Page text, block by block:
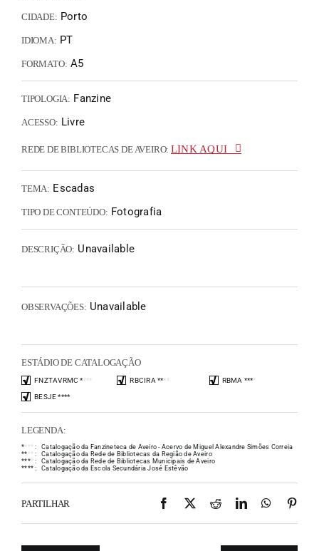
CIDADE: Porto
IDIOMA: PT
FORMATO: A5
TIPOLOGIA: Fanzine
ACESSO: Livre
REDE DE BIBLIOTECAS DE AVEIRO: LINK AQUI
TEMA: Escadas
TIPO DE CONTEÚDO: Fotografia
DESCRIÇÃO: Unavailable
OBSERVAÇÕES: Unavailable
ESTÁDIO DE CATALOGAÇÃO
FNZTAVRMC **** RBCIRA **** RBMA ****
BESJE ****
LEGENDA:
** * * :
Catalogação da Fanzineteca de Aveiro - Acervo de Miguel Alexandre Simões Correia
** * * :
Catalogação da Rede de Bibliotecas da Região de Aveiro
**** :
Catalogação da Rede de Bibliotecas Municipais de Aveiro
**** : Catalogação da Escola Secundária José Estêvão
PARTILHAR Facebook
X RedditLinkedIn